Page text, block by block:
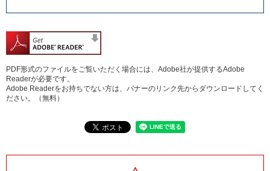
PDF形式のファイルをご覧いただく場合には、Adobe社が提供するAdobe
Readerが必要です。
Adobe Readerをお持ちでない方は、バナーのリンク先からダウンロードしてく
ださい。（無料）